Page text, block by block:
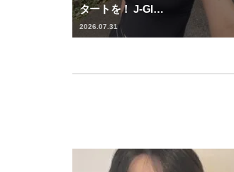
タートを！ J-GI…
2026.07.31